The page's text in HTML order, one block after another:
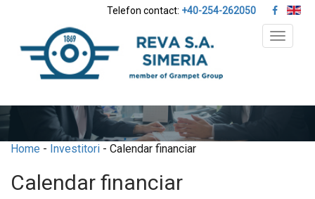
Telefon contact: +40-254-262050
Toggle
Home - Investitori - Calendar financiar
Calendar financiar